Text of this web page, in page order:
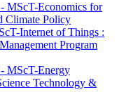
MScT-Economics for
Climate Policy
Internet of Things :
Program
MScT-Energy
Technology &